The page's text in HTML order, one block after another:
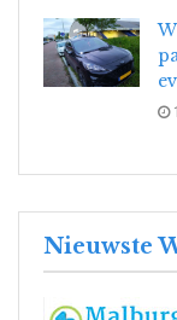
Nieuwste